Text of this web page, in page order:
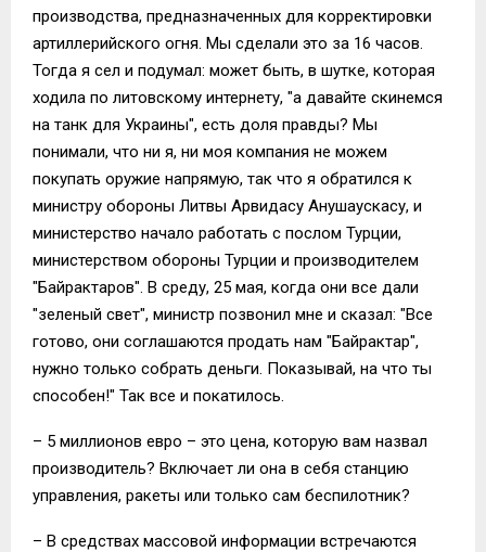
производства, предназначенных для корректировки
артиллерийского огня. Мы сделали это за 16 часов.
Тогда я сел и подумал: может быть, в шутке, которая
ходила по литовскому интернету, "а давайте скинемся
на танк для Украины", есть доля правды? Мы
понимали, что ни я, ни моя компания не можем
покупать оружие напрямую, так что я обратился к
министру обороны Литвы Арвидасу Анушаускасу, и
министерство начало работать с послом Турции,
министерством обороны Турции и производителем
"Байрактаров". В среду, 25 мая, когда они все дали
"зеленый свет", министр позвонил мне и сказал: "Все
готово, они соглашаются продать нам "Байрактар",
нужно только собрать деньги. Показывай, на что ты
способен!" Так все и покатилось.
– 5 миллионов евро – это цена, которую вам назвал
производитель? Включает ли она в себя станцию
управления, ракеты или только сам беспилотник?
– В средствах массовой информации встречаются